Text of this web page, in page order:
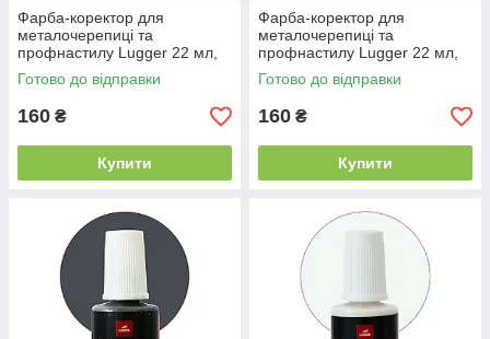
Фарба-коректор для
металочерепиці та
профнастилу Lugger 22 мл,
RAL 3005 темно-червона
Готово до відправки
160 ₴
Купити
Фарба-коректор для
металочерепиці та
профнастилу Lugger 22 мл,
RAL 6020 темно-зелена
Готово до відправки
160 ₴
Купити